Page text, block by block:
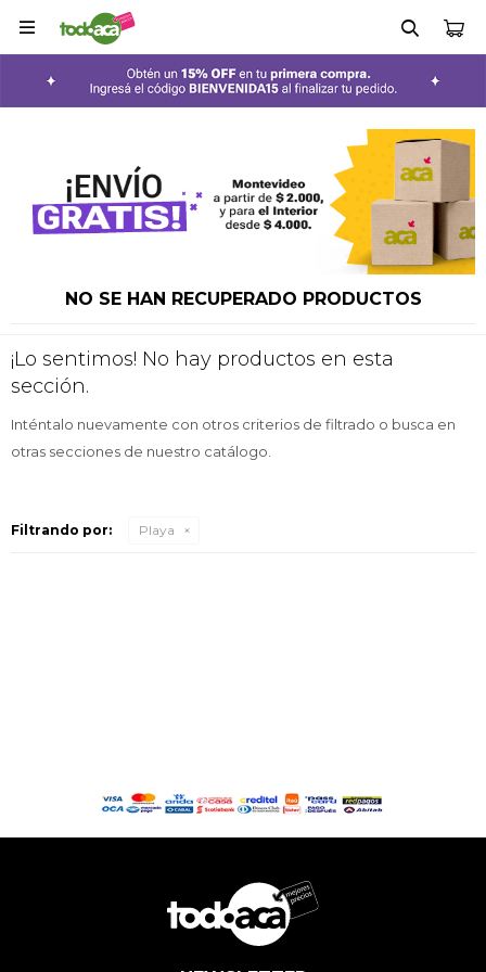

NO SE HAN RECUPERADO PRODUCTOS
¡Lo sentimos! No hay productos en esta
sección.
Inténtalo nuevamente con otros criterios de filtrado o busca en
otras secciones de nuestro catálogo.
Filtrando por: Playa